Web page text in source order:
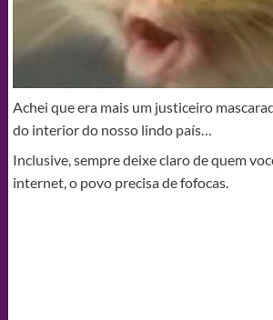
Achei que era mais um justiceiro
do interior do nosso lindo país…
Inclusive, sempre deixe claro de quem
internet, o povo precisa de fofocas.